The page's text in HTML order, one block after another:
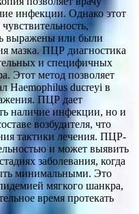
инфекции. Однако этот
выражены или были
мазка. ПЦР диагностика
и специфичных
Этот метод позволяет
Haemophilus ducreyi в
ПЦР дает
наличие инфекции, но и
возбудителя, что
тактики лечения. ПЦР-
и может выявить
заболевания, когда
минимальными. Это
мягкого шанкра,
время протекать